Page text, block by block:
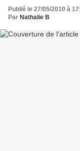
Publié le 27/05/2010 à
Par Nathalie B